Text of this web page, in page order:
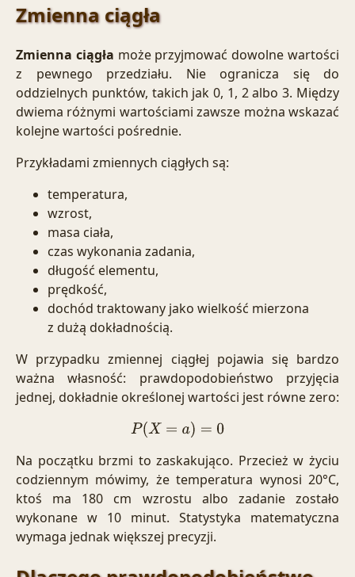
Zmienna ciągła
Zmienna ciągła może przyjmować dowolne wartości
z pewnego przedziału. Nie ogranicza się do
oddzielnych punktów, takich jak 0, 1, 2 albo 3. Między
dwiema różnymi wartościami zawsze można wskazać
kolejne wartości pośrednie.
Przykładami zmiennych ciągłych są:
temperatura,
wzrost,
masa ciała,
czas wykonania zadania,
długość elementu,
prędkość,
dochód traktowany jako wielkość mierzona
z dużą dokładnością.
W przypadku zmiennej ciągłej pojawia się bardzo
ważna własność: prawdopodobieństwo przyjęcia
jednej, dokładnie określonej wartości jest równe zero:
P( X= a)= 0
Na początku brzmi to zaskakująco. Przecież w życiu
codziennym mówimy, że temperatura wynosi 20°C,
ktoś ma 180 cm wzrostu albo zadanie zostało
wykonane w 10 minut. Statystyka matematyczna
wymaga jednak większej precyzji.